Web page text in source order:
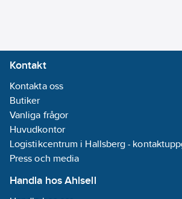
Kontakt
Kontakta oss
Butiker
Vanliga frågor
Huvudkontor
Logistikcentrum i Hallsberg -
Press och media
Handla hos Ahlsell